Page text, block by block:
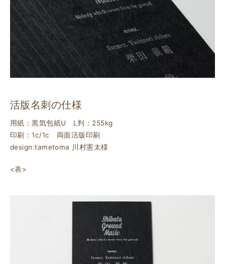
活版名刺の仕様
用紙：黒気包紙U L判：255kg
印刷：1c/1c 両面活版印刷
design:tametoma 川村憲太様
<表>